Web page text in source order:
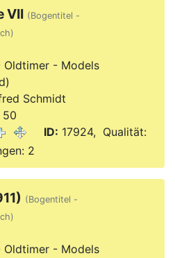
VII (Bogentitel -
- Models
Schmidt
ID: 17924, Qualität:
2
(Bogentitel -
- Models